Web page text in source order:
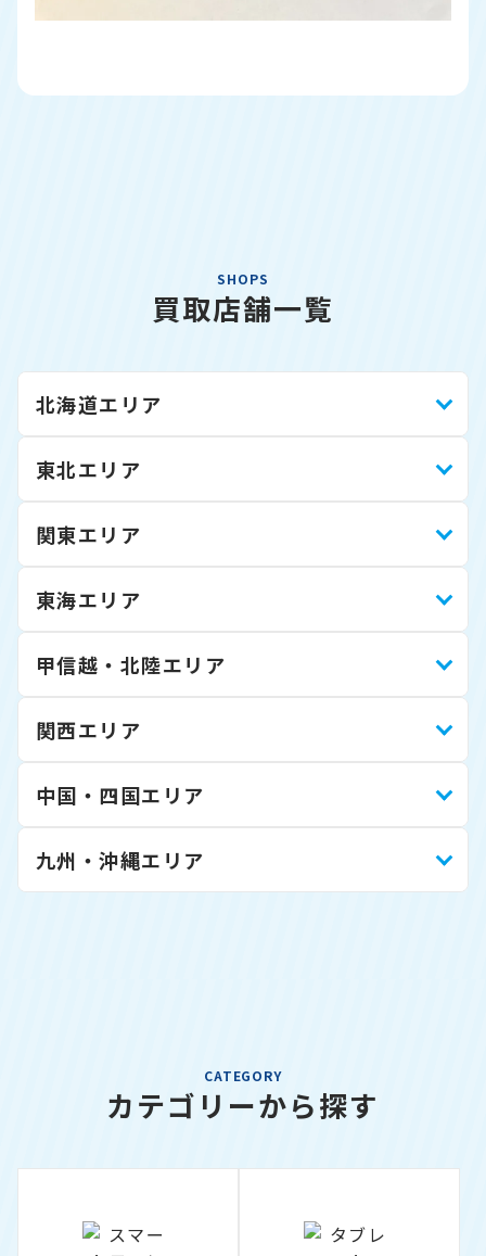
SHOPS
買取店舗一覧
北海道エリア
東北エリア
関東エリア
東海エリア
甲信越・北陸エリア
関西エリア
中国・四国エリア
九州・沖縄エリア
CATEGORY
カテゴリーから探す